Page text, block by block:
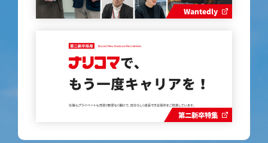
Wantedly
第二新卒特集